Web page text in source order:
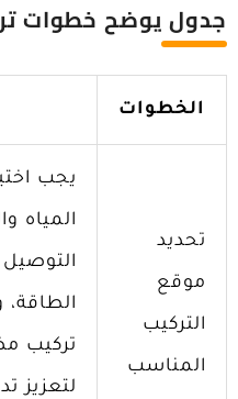
جدول يوضح خطوات
الخطوات
تحديد
موقع
التركيب
المناسب
يجب
المياه
تركيب
لتعزيز